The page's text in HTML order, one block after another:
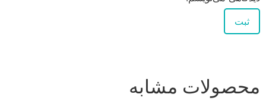
محصولات مشابه